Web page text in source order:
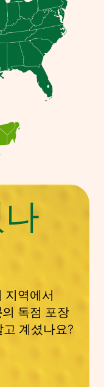
지역에서
의 독점 포장
계셨나요?